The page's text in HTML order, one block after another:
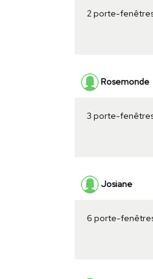
2 porte-
Rosemonde
3 porte-
Josiane
6 porte-